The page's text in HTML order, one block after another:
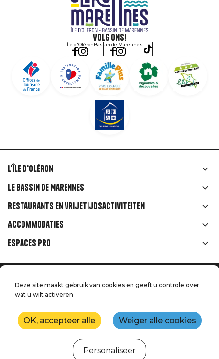
Volg ons!
Île d'OléronBassin de Marennes
Liens
rubriques
L'île d'Oléron
Le Bassin de Marennes
Restaurants en vrijetijdsactiviteiten
Accommodaties
Espaces Pro
Menu
de
Juridische informatie
Druk op
Neem contact met ons op
Kaart
Productie: StudioJuillet
Deze site maakt gebruik van cookies en geeft u controle over
wat u wilt activeren
OK, accepteer alle Weiger alle cookies
Personaliseer